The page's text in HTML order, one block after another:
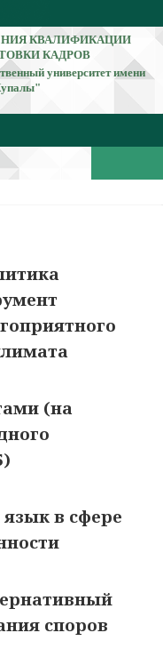
КВАЛИФИКАЦИИ
КАДРОВ
университет имени
(на
в сфере
споров